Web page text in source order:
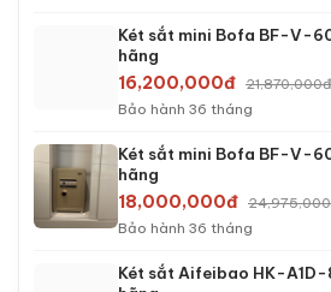
Két sắt mini Bofa BF-V-
hãng
16,200,000đ 21,870,000đ
Bảo hành 36 tháng
Két sắt mini Bofa BF-V-
hãng
18,000,000đ
Bảo hành 36 tháng
Két sắt Aifeibao HK-